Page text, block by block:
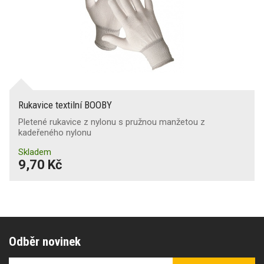
Rukavice textilní BOOBY
Pletené rukavice z nylonu s pružnou manžetou z
kadeřeného nylonu
Skladem
9,70 Kč
Odběr novinek